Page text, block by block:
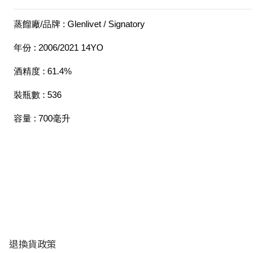
蒸餾廠/品牌 : Glenlivet / Signatory
年份 : 2006/2021 14YO
酒精度 : 61.4%
裝瓶數 : 536
容量 : 700毫升
退換貨政策